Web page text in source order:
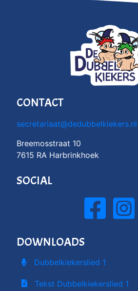
CONTACT
secretariaat@dedubbelkiekers.nl
Breemosstraat 10
7615 RA Harbrinkhoek
SOCIAL
DOWNLOADS
Dubbelkiekerslied 1
Tekst Dubbelkiekerslied 1